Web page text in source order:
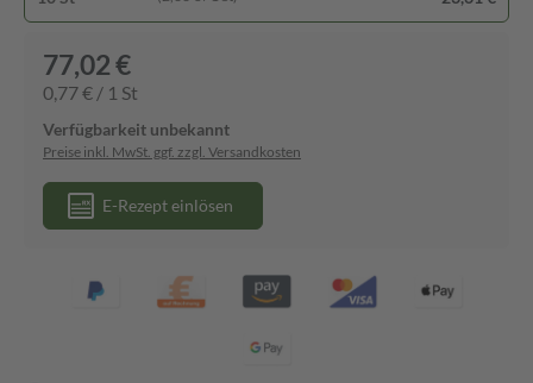
77,02 €
0,77 € / 1 St
Verfügbarkeit unbekannt
Preise inkl. MwSt. ggf. zzgl. Versandkosten
E-Rezept einlösen